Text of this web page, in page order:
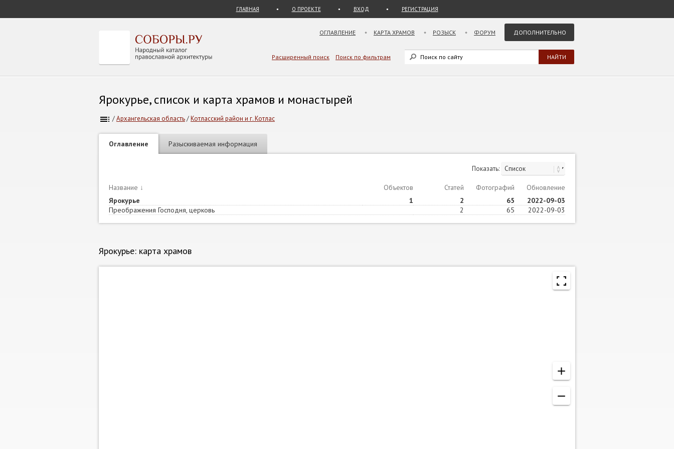
ГЛАВНАЯ О ПРОЕКТЕ ВХОД РЕГИСТРАЦИЯ
ОГЛАВЛЕНИЕ КАРТА ХРАМОВ РОЗЫСК ФОРУМ ДОПОЛНИТЕЛЬНО
Расширенный поиск Поиск по фильтрам
Ярокурье, список и карта храмов и монастырей
/Архангельская область/Котласский район и г. Котлас
Оглавление Разыскиваемая информация
Показать:
Название ↓ Объектов Статей Фотографий
Обновление
Ярокурье
1 2 65
2022-09-03
Преображения Господня, церковь
2 65 2022-09-03
Ярокурье: карта храмов